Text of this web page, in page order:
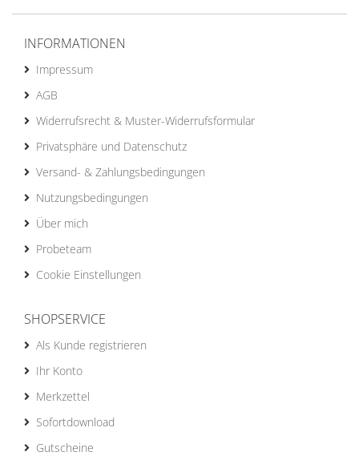
INFORMATIONEN
Impressum
AGB
Widerrufsrecht & Muster-Widerrufsformular
Privatsphäre und Datenschutz
Versand- & Zahlungsbedingungen
Nutzungsbedingungen
Über mich
Probeteam
Cookie Einstellungen
SHOPSERVICE
Als Kunde registrieren
Ihr Konto
Merkzettel
Sofortdownload
Gutscheine